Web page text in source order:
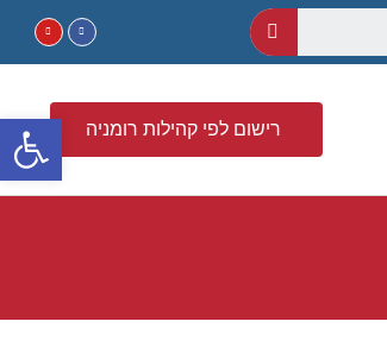
פתח סרגל נגישות רישום לפי קהילות רומניה